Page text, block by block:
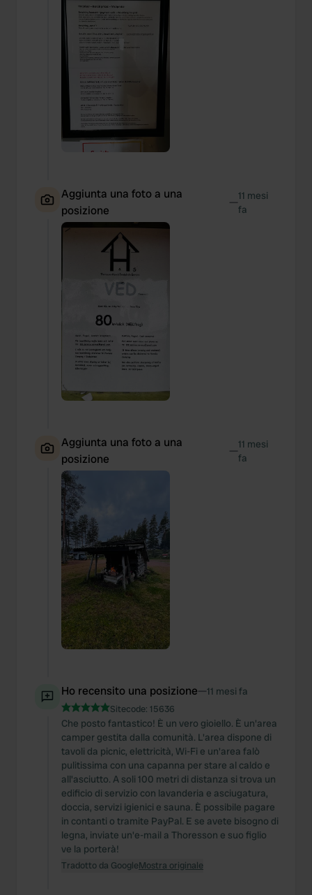
Aggiunta una foto a una
posizione
—11 mesi
fa
Aggiunta una foto a una
posizione
—11 mesi
fa
Ho recensito una posizione—11 mesi fa
Sitecode: 15636
Che posto fantastico! È un vero gioiello. È un'area
camper gestita dalla comunità. L'area dispone di
tavoli da picnic, elettricità, Wi-Fi e un'area falò
pulitissima con una capanna per stare al caldo e
all'asciutto. A soli 100 metri di distanza si trova un
edificio di servizio con lavanderia e asciugatura,
doccia, servizi igienici e sauna. È possibile pagare
in contanti o tramite PayPal. E se avete bisogno di
legna, inviate un'e-mail a Thoresson e suo figlio
ve la porterà!
Tradotto da GoogleMostra originale